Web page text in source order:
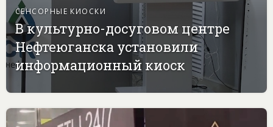
СЕНСОРНЫЕ КИОСКИ
В культурно-досуговом центре
Нефтеюганска установили
информационный киоск